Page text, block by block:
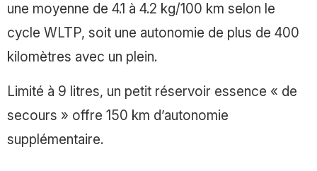
une moyenne de 4.1 à 4.2 kg/100 km selon le
cycle WLTP, soit une autonomie de plus de 400
kilomètres avec un plein.
Limité à 9 litres, un petit réservoir essence « de
secours » offre 150 km d’autonomie
supplémentaire.